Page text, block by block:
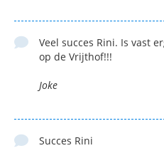
Veel succes Rini. Is vast
op de Vrijthof!!!
Joke
Succes Rini